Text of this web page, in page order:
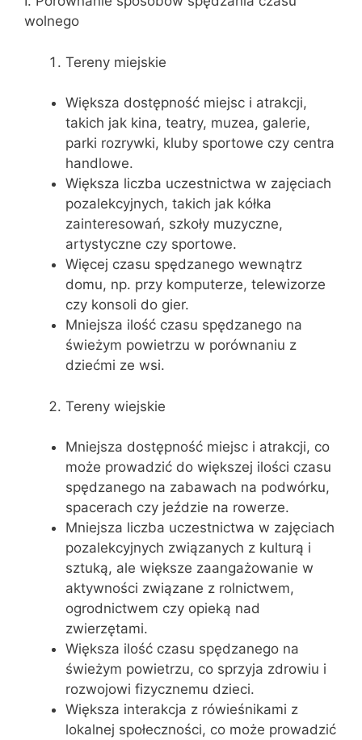
wolnego
Tereny miejskie
Większa dostępność miejsc i atrakcji,
takich jak kina, teatry, muzea, galerie,
parki rozrywki, kluby sportowe czy centra
handlowe.
Większa liczba uczestnictwa w zajęciach
pozalekcyjnych, takich jak kółka
zainteresowań, szkoły muzyczne,
artystyczne czy sportowe.
Więcej czasu spędzanego wewnątrz
domu, np. przy komputerze, telewizorze
czy konsoli do gier.
Mniejsza ilość czasu spędzanego na
świeżym powietrzu w porównaniu z
dziećmi ze wsi.
Tereny wiejskie
Mniejsza dostępność miejsc i atrakcji, co
może prowadzić do większej ilości czasu
spędzanego na zabawach na podwórku,
spacerach czy jeździe na rowerze.
Mniejsza liczba uczestnictwa w zajęciach
pozalekcyjnych związanych z kulturą i
sztuką, ale większe zaangażowanie w
aktywności związane z rolnictwem,
ogrodnictwem czy opieką nad
zwierzętami.
Większa ilość czasu spędzanego na
świeżym powietrzu, co sprzyja zdrowiu i
rozwojowi fizycznemu dzieci.
Większa interakcja z rówieśnikami z
lokalnej społeczności, co może prowadzić